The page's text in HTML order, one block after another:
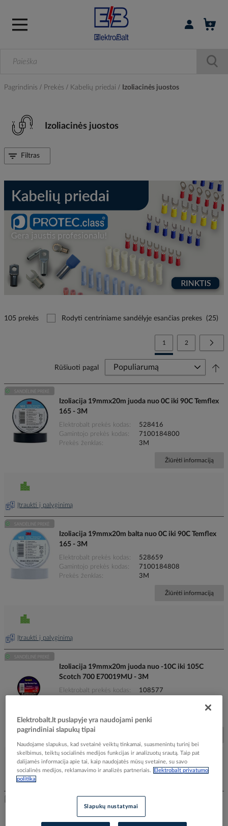
Prisijungti /
Pagrindinis Prekės Kabelių priedai Izoliacinės juostos
Izoliacinės juostos
105 prekės Rodyti centriniame sandėlyje esančias prekes (25)
PageYou're currently reading
1 Page
2
Rūšiuoti pagal
Izoliacija 19mmx20m juoda nuo 0C iki 90C Temflex
165 - 3M
Elektrobalt prekės kodas
528416
Gamintojo prekės kodas
7100184800
Prekės ženklas
3M
Žiūrėti informaciją
Įtraukti į palyginimą
Izoliacija 19mmx20m balta nuo 0C iki 90C Temflex
165 - 3M
Elektrobalt prekės kodas
528659
Gamintojo prekės kodas
7100184808
Prekės ženklas
3M
Žiūrėti informaciją
Įtraukti į palyginimą
Izoliacija 19mmx20m juoda nuo -10C iki 105C
Scotch 700 E70019MU - 3M
Elektrobalt prekės kodas
108577
Prekės ženklas
3M
Įtraukti į palyginimą
Mastika hermetizavimo 35mmx0.5m S1052-1-500 -
RAYCHEM
Filtras
Elektrobalt.lt puslapyje yra naudojami penki
pagrindiniai slapukų tipai
Naudojame slapukus, kad svetainė veiktų tinkamai, suasmenintų turinį bei
skelbimus, teiktų socialinės medijos funkcijas ir analizuotų srautą. Taip pat
dalijamės informacija apie tai, kaip naudojatės mūsų svetaine, su savo
socialinės medijos, reklamavimo ir analizės partneriais.
Elektrobalt privatumo
politika
Slapukų nustatymai